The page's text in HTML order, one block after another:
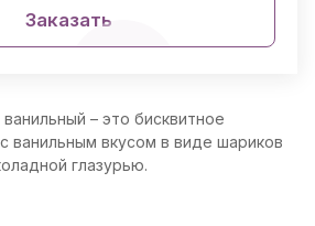
Заказать
– это бисквитное
ванильным вкусом в виде шариков
глазурью.